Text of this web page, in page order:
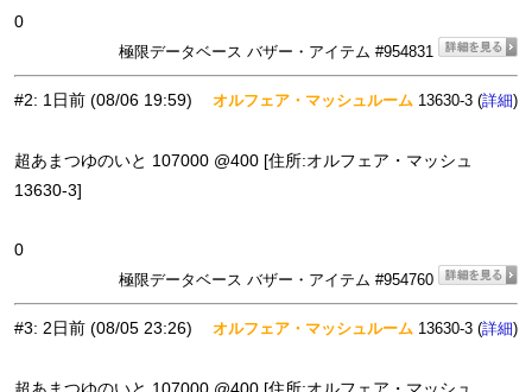
0
極限データベース バザー・アイテム #954831
#2: 1日前 (08/06 19:59) オルフェア・マッシュルーム 13630-3 (詳細)
超あまつゆのいと 107000 @400 [住所:オルフェア・マッシュ
13630-3]
0
極限データベース バザー・アイテム #954760
#3: 2日前 (08/05 23:26) オルフェア・マッシュルーム 13630-3 (詳細)